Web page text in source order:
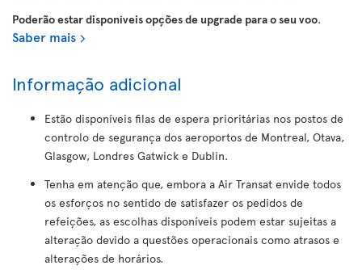
Poderão estar disponíveis opções de upgrade para o seu voo.
Saber mais
Informação adicional
Estão disponíveis filas de espera prioritárias nos postos de
controlo de segurança dos aeroportos de Montreal, Otava,
Glasgow, Londres Gatwick e Dublin.
Tenha em atenção que, embora a Air Transat envide todos
os esforços no sentido de satisfazer os pedidos de
refeições, as escolhas disponíveis podem estar sujeitas a
alteração devido a questões operacionais como atrasos e
alterações de horários.